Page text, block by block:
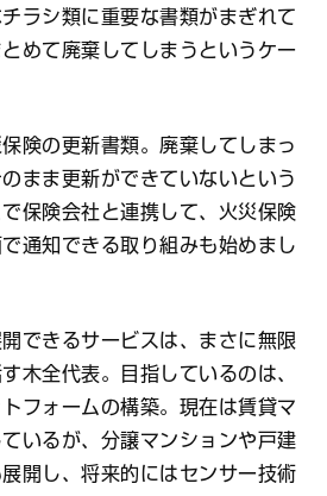
ラシ類に重要な書類がまぎれて
めて廃棄してしまうというケー
険の更新書類。廃棄してしまっ
まま更新ができていないという
保険会社と連携して、火災保険
通知できる取り組みも始めまし
できるサービスは、まさに無限
木全代表。目指しているのは、
フォームの構築。現在は賃貸マ
いるが、分譲マンションや戸建
開し、将来的にはセンサー技術